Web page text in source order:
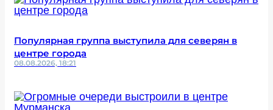
Популярная группа выступила для северян в
центре города
08.08.2026, 18:21